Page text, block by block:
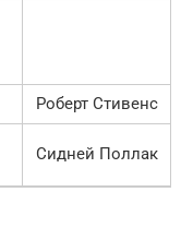
Роберт Стивенс
Сидней Поллак